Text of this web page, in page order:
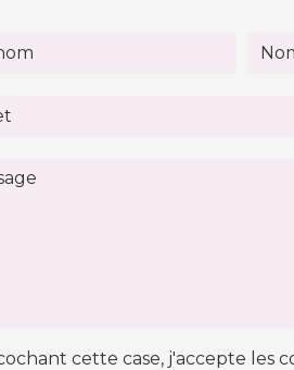
cette case, j'accepte les